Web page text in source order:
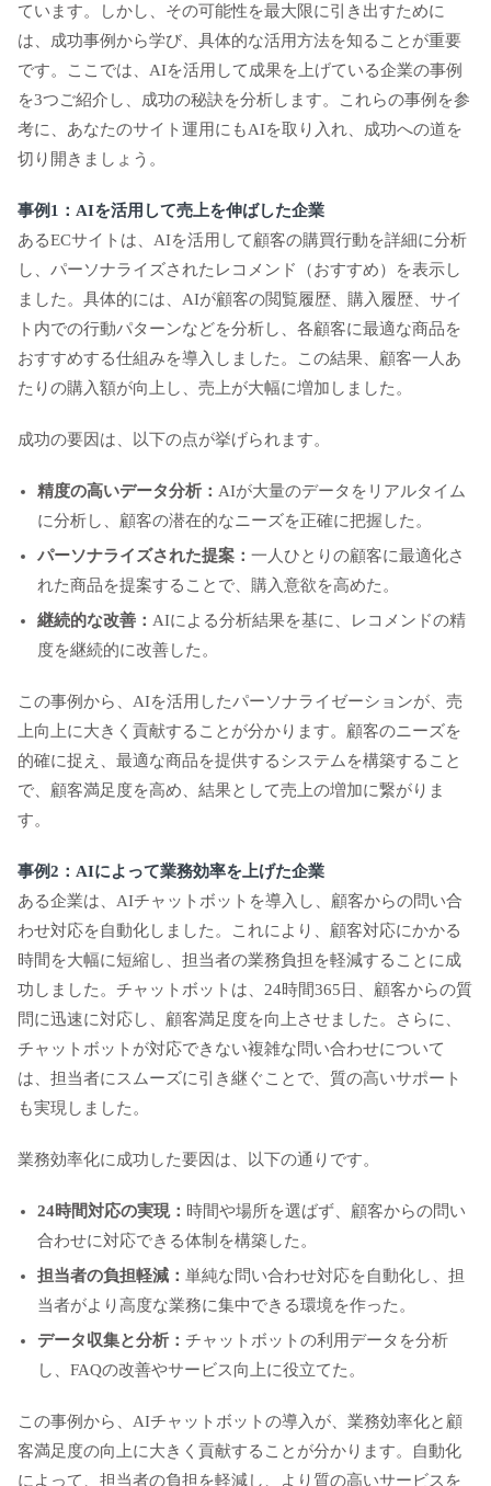
ています。しかし、その可能性を最大限に引き出すために
は、成功事例から学び、具体的な活用方法を知ることが重要
です。ここでは、AIを活用して成果を上げている企業の事例
を3つご紹介し、成功の秘訣を分析します。これらの事例を参
考に、あなたのサイト運用にもAIを取り入れ、成功への道を
切り開きましょう。
事例1：AIを活用して売上を伸ばした企業
あるECサイトは、AIを活用して顧客の購買行動を詳細に分析
し、パーソナライズされたレコメンド（おすすめ）を表示し
ました。具体的には、AIが顧客の閲覧履歴、購入履歴、サイ
ト内での行動パターンなどを分析し、各顧客に最適な商品を
おすすめする仕組みを導入しました。この結果、顧客一人あ
たりの購入額が向上し、売上が大幅に増加しました。
成功の要因は、以下の点が挙げられます。
精度の高いデータ分析： AIが大量のデータをリアルタイム
に分析し、顧客の潜在的なニーズを正確に把握した。
パーソナライズされた提案： 一人ひとりの顧客に最適化さ
れた商品を提案することで、購入意欲を高めた。
継続的な改善： AIによる分析結果を基に、レコメンドの精
度を継続的に改善した。
この事例から、AIを活用したパーソナライゼーションが、売
上向上に大きく貢献することが分かります。顧客のニーズを
的確に捉え、最適な商品を提供するシステムを構築すること
で、顧客満足度を高め、結果として売上の増加に繋がりま
す。
事例2：AIによって業務効率を上げた企業
ある企業は、AIチャットボットを導入し、顧客からの問い合
わせ対応を自動化しました。これにより、顧客対応にかかる
時間を大幅に短縮し、担当者の業務負担を軽減することに成
功しました。チャットボットは、24時間365日、顧客からの質
問に迅速に対応し、顧客満足度を向上させました。さらに、
チャットボットが対応できない複雑な問い合わせについて
は、担当者にスムーズに引き継ぐことで、質の高いサポート
も実現しました。
業務効率化に成功した要因は、以下の通りです。
24時間対応の実現： 時間や場所を選ばず、顧客からの問い
合わせに対応できる体制を構築した。
担当者の負担軽減： 単純な問い合わせ対応を自動化し、担
当者がより高度な業務に集中できる環境を作った。
データ収集と分析： チャットボットの利用データを分析
し、FAQの改善やサービス向上に役立てた。
この事例から、AIチャットボットの導入が、業務効率化と顧
客満足度の向上に大きく貢献することが分かります。自動化
によって、担当者の負担を軽減し、より質の高いサービスを